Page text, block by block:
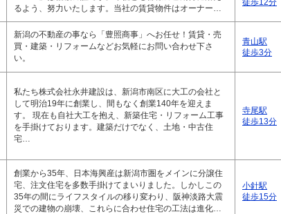
るよう、努力いたします。当社の賃貸物件はオーナー…
徒歩12分
新潟の不動産の事なら「豊照商事」へお任せ！賃貸・売
買・建築・リフォームなどお気軽にお問い合わせ下さ
い。
青山駅
徒歩3分
私たち株式会社永井建設は、新潟市南区に大工の会社と
して明治19年に創業し、間もなく創業140年を迎えま
す。 現在も自社大工を抱え、新築住宅・リフォーム工事
を手掛けております。建築だけでなく、土地・中古住
宅…
寺尾駅
徒歩13分
創業から35年、日本海興産は新潟市圏をメインに分譲住
宅、注文住宅を多数手掛けてまいりました。しかしこの
35年の間にライフスタイルの移り変わり、阪神淡路大震
災での建物の崩壊、これらに合わせ住宅の工法は進化…
小針駅
徒歩15分